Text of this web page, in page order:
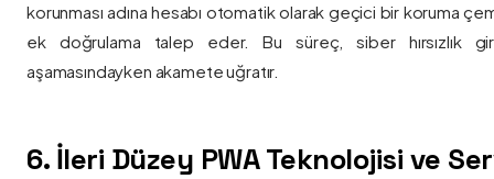
korunması adına hesabı otomatik olarak geçici bir koruma
ek doğrulama talep eder. Bu süreç, siber hırsızlık
aşamasındayken akamete uğratır.
6. İleri Düzey PWA Teknolojisi ve